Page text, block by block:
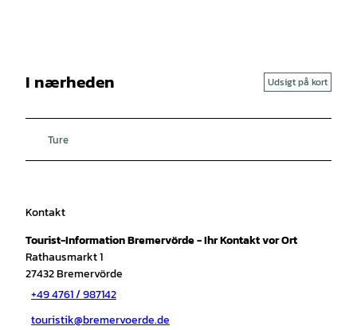
I nærheden Udsigt på kort
Ture
Kontakt
Tourist-Information Bremervörde - Ihr Kontakt vor Ort
Rathausmarkt 1
27432Bremervörde
+49 4761 / 987142
touristik@bremervoerde.de